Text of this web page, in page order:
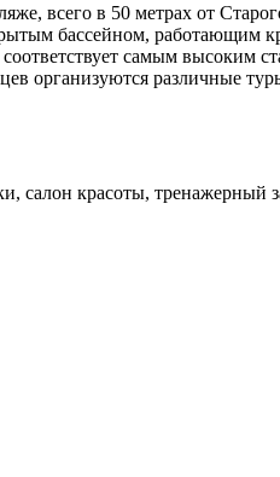
всего в 50 метрах от
бассейном, работающим
самым высоким
организуются различные
салон красоты, тренажерный